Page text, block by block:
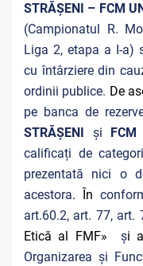
STRĂȘENI – FCM
(Campionatul R.
Liga 2, etapa a I-a)
cu întârziere din
ordinii publice. De
pe banca de
STRĂȘENI și FCM
calificați de
prezentată nici o
acestora. În
art.60.2, art. 77, art.
Etică al FMF» și
Organizarea și